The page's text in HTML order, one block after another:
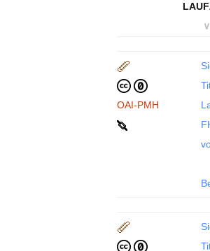
∨
OAI-PMH